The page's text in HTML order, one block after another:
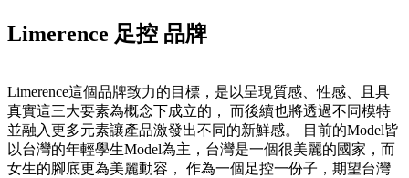
Limerence 足控 品牌
Limerence這個品牌致力的目標，是以呈現質感、性感、且具
真實這三大要素為概念下成立的， 而後續也將透過不同模特
並融入更多元素讓產品激發出不同的新鮮感。 目前的Model皆
以台灣的年輕學生Model為主，台灣是一個很美麗的國家，而
女生的腳底更為美麗動容， 作為一個足控一份子，期望台灣